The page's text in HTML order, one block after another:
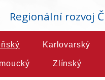
Regionální rozvoj
Karlovarský
Zlínský